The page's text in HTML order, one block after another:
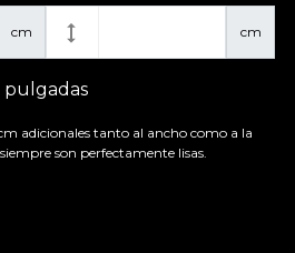
cm cm
pulgadas
adicionales tanto al ancho como a la
son perfectamente lisas.